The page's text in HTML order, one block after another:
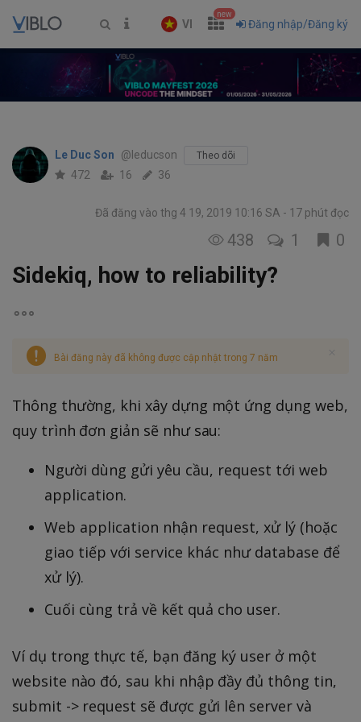
VI
new
Đăng nhập/Đăng ký
Le Duc Son @leducson Theo dõi
472 16 36
Đã đăng vào thg 4 19, 2019 10:16 SA 17 phút đọc
438 1 0
Sidekiq, how to reliability?
Bài đăng này đã không được cập nhật trong 7 năm
Thông thường, khi xây dựng một ứng dụng web,
quy trình đơn giản sẽ như sau:
Người dùng gửi yêu cầu, request tới web
application.
Web application nhận request, xử lý (hoặc
giao tiếp với service khác như database để
xử lý).
Cuối cùng trả về kết quả cho user.
Ví dụ trong thực tế, bạn đăng ký user ở một
website nào đó, sau khi nhập đầy đủ thông tin,
submit -> request sẽ được gửi lên server và